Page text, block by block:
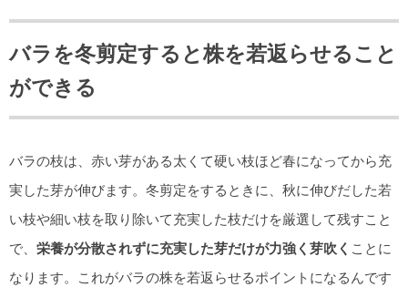
バラを冬剪定すると株を若返らせること
ができる
バラの枝は、赤い芽がある太くて硬い枝ほど春になってから充
実した芽が伸びます。冬剪定をするときに、秋に伸びだした若
い枝や細い枝を取り除いて充実した枝だけを厳選して残すこと
で、 栄養が分散されずに充実した芽だけが力強く芽吹く ことに
なります。これがバラの株を若返らせるポイントになるんです